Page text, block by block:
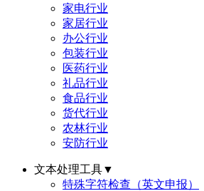
家电行业
家居行业
办公行业
包装行业
医药行业
礼品行业
食品行业
货代行业
农林行业
安防行业
文本处理工具▼
特殊字符检查（英文申报）